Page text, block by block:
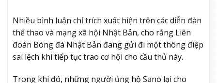
Nhiều bình luận chỉ trích xuất hiện trên các diễn đàn
thể thao và mạng xã hội Nhật Bản, cho rằng Liên
đoàn Bóng đá Nhật Bản đang gửi đi một thông điệp
sai lệch khi tiếp tục trao cơ hội cho cầu thủ này.
Trong khi đó, những người ủng hộ Sano lại cho